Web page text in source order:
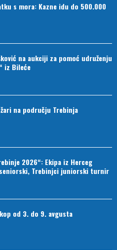
s mora: Kazne idu do 500.000
na aukciji za pomoć udruženju
iz Bileće
na području Trebinja
2026“: Ekipa iz Herceg
Trebinjci juniorski turnir
od 3. do 9. avgusta